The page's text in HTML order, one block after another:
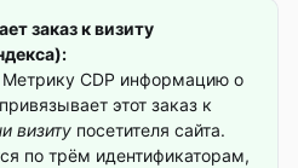
заказ к визиту
CDP информацию о
этот заказ к
визиту посетителя сайта.
по трём идентификаторам,